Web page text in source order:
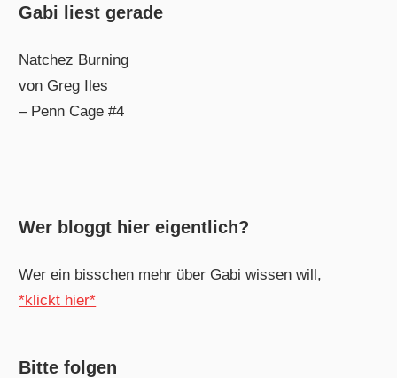
Gabi liest gerade
Natchez Burning
von Greg Iles
– Penn Cage #4
Wer bloggt hier eigentlich?
Wer ein bisschen mehr über Gabi wissen will,
*klickt hier*
Bitte folgen